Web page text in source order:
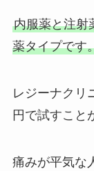
内服薬と注射
薬タイプです
レジーナクリ
円で試すこと
痛みが平気な